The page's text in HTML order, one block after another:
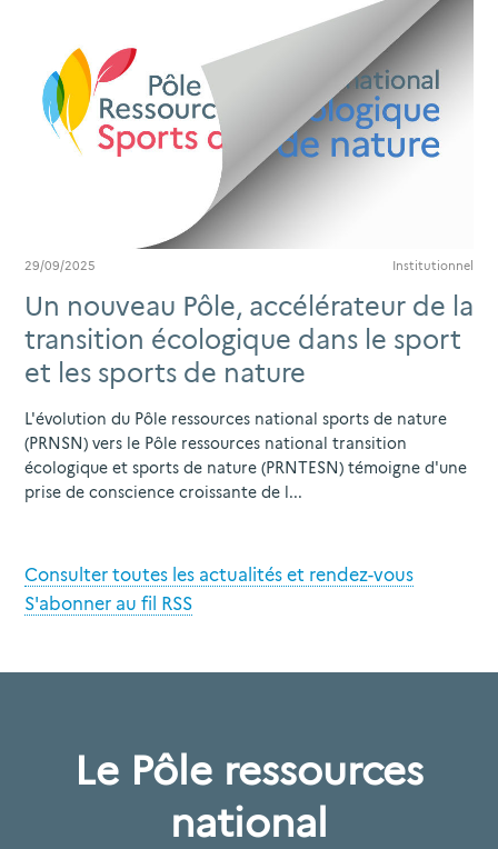
29/09/2025 Institutionnel
Un nouveau Pôle, accélérateur de la
transition écologique dans le sport
et les sports de nature
L'évolution du Pôle ressources national sports de nature
(PRNSN) vers le Pôle ressources national transition
écologique et sports de nature (PRNTESN) témoigne d'une
prise de conscience croissante de l...
Consulter toutes les actualités et rendez-vous
S'abonner au fil RSS
Le Pôle ressources
national